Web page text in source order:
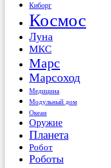
Киборг
Космос
Луна
МКС
Марс
Марсоход
Медицина
Модульный дом
Океан
Оружие
Планета
Робот
Роботы